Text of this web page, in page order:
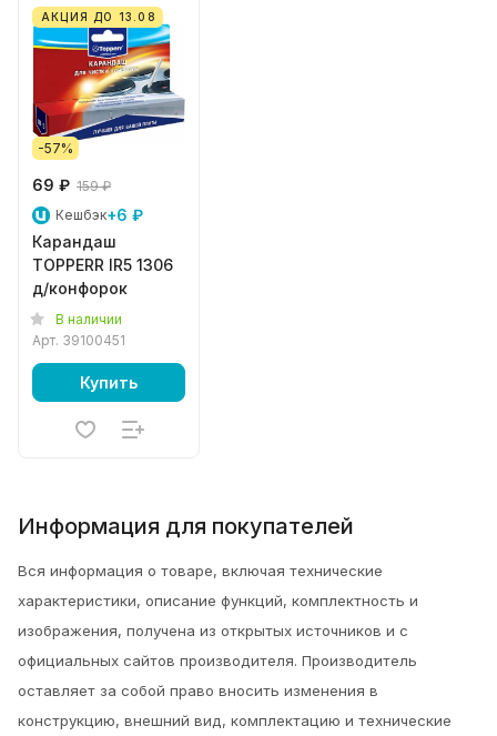
АКЦИЯ ДО 13.08
-57%
69 ₽ 159 ₽
Кешбэк+6 ₽
Карандаш
TOPPERR IR5 1306
д/конфорок
В наличии
Арт. 39100451
Купить
Информация для покупателей
Вся информация о товаре, включая технические
характеристики, описание функций, комплектность и
изображения, получена из открытых источников и с
официальных сайтов производителя. Производитель
оставляет за собой право вносить изменения в
конструкцию, внешний вид, комплектацию и технические